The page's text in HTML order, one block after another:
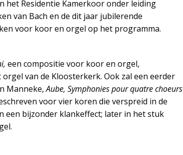
het Residentie Kamerkoor onder leiding
van Bach en de dit jaar jubilerende
voor koor en orgel op het programma.
een compositie voor koor en orgel,
van de Kloosterkerk. Ook zal een eerder
Manneke,Aube, Symphonies pour quatre choeurs
voor vier koren die verspreid in de
een bijzonder klankeffect; later in het stuk